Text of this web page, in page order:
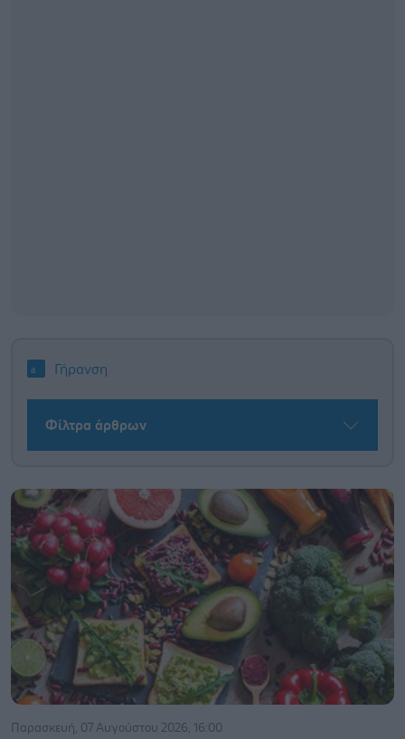
Γήρανση
Φίλτρα άρθρων
Παρασκευή, 07 Αυγούστου 2026, 16:00